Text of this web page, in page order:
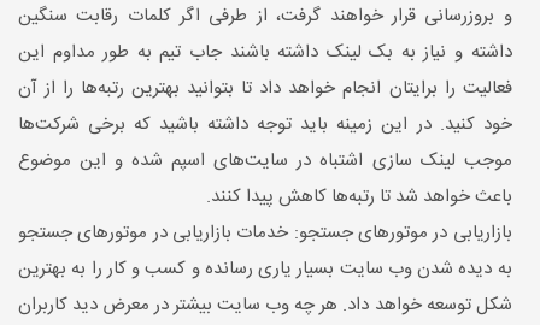
و بروزرسانی قرار خواهند گرفت، از طرفی اگر کلمات رقابت سنگین
داشته و نیاز به بک لینک داشته باشند جاب تیم به طور مداوم این
فعالیت را برایتان انجام خواهد داد تا بتوانید بهترین رتبه‌ها را از آن
خود کنید. در این زمینه باید توجه داشته باشید که برخی شرکت‌ها
موجب لینک سازی اشتباه در سایت‌های اسپم شده و این موضوع
باعث خواهد شد تا رتبه‌ها کاهش پیدا کنند.
بازاریابی در موتورهای جستجو: خدمات بازاریابی در موتورهای جستجو
به دیده شدن وب سایت بسیار یاری رسانده و کسب و کار را به بهترین
شکل توسعه خواهد داد. هر چه وب سایت بیشتر در معرض دید کاربران